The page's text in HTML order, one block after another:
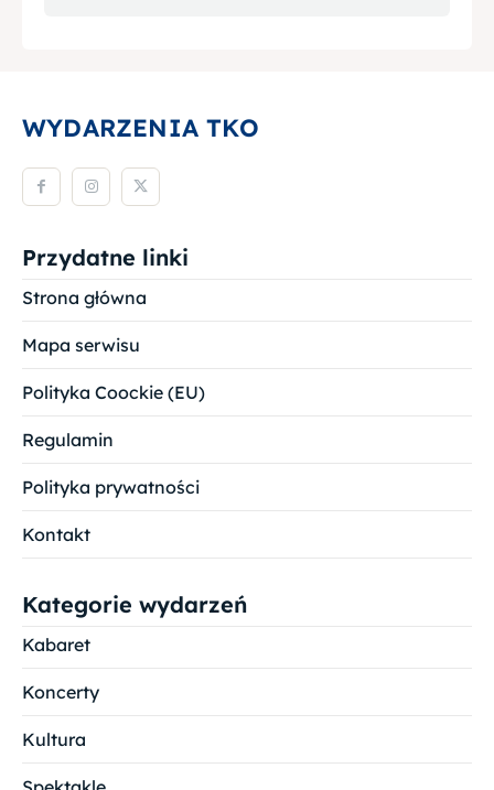
WYDARZENIA TKO
Przydatne linki
Strona główna
Mapa serwisu
Polityka Coockie (EU)
Regulamin
Polityka prywatności
Kontakt
Kategorie wydarzeń
Kabaret
Koncerty
Kultura